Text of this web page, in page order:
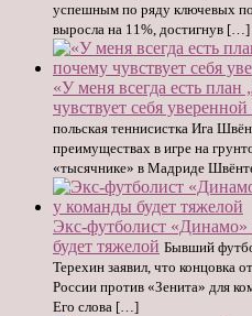
успешным по ряду ключевых
выросла на 11%, достигнув […]
«У меня всегда есть
чувствует себя
польская теннисистка Ига
преимуществах в игре на
«тысячнике» в Мадриде
Экс-футболист
будет тяжелой Бывший
Терехин заявил, что концовка
России против «Зенита» для
Его слова […]